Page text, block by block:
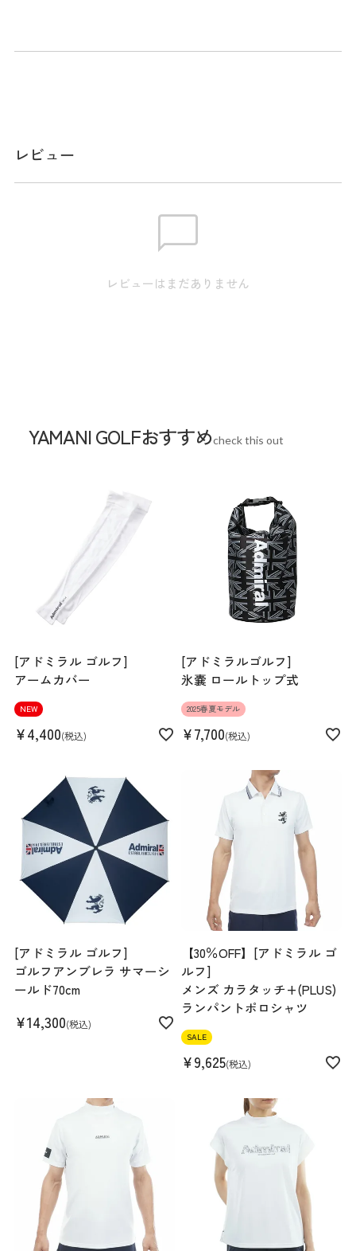
レビュー
レビューはまだありません
YAMANI GOLFおすすめcheck this out
[アドミラル ゴルフ]
アームカバー
NEW
¥4,400 税込
[アドミラルゴルフ]
氷嚢 ロールトップ式
2025春夏モデル
¥7,700 税込
[アドミラル ゴルフ]
ゴルフアンブレラ サマーシ
ールド70cm
¥14,300 税込
【30％OFF】[アドミラル ゴ
ルフ]
メンズ カラタッチ+(PLUS)
ランパントポロシャツ
SALE
¥9,625 税込